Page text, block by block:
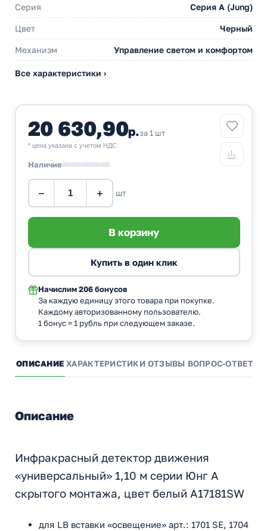
Серия Серия А (Jung)
Цвет Черный
Механизм Управление светом и комфортом
Все характеристики ›
20 630,90р.за 1 шт
* цена указана с учетом НДС.
Наличие
− + шт
Начислим 206 бонусов
За каждую единицу этого товара при покупке.
Каждому авторизованному пользователю.
1 бонус = 1 рубль при следующем заказе.
ОПИСАНИЕ ХАРАКТЕРИСТИКИ ОТЗЫВЫ ВОПРОС-ОТВЕТ
Описание
Инфракрасный детектор движения
«универсальный» 1,10 м серии Юнг А
скрытого монтажа, цвет белый A17181SW
для LB вставки «освещение» арт.: 1701 SE, 1704